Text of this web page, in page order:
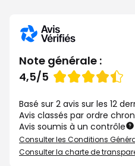
Note générale :
Note
4,5/5
Basé sur 2 avis sur les 12
Avis classés par ordre
Avis soumis à un contrôle
Consulter les Conditions
Consulter la charte de